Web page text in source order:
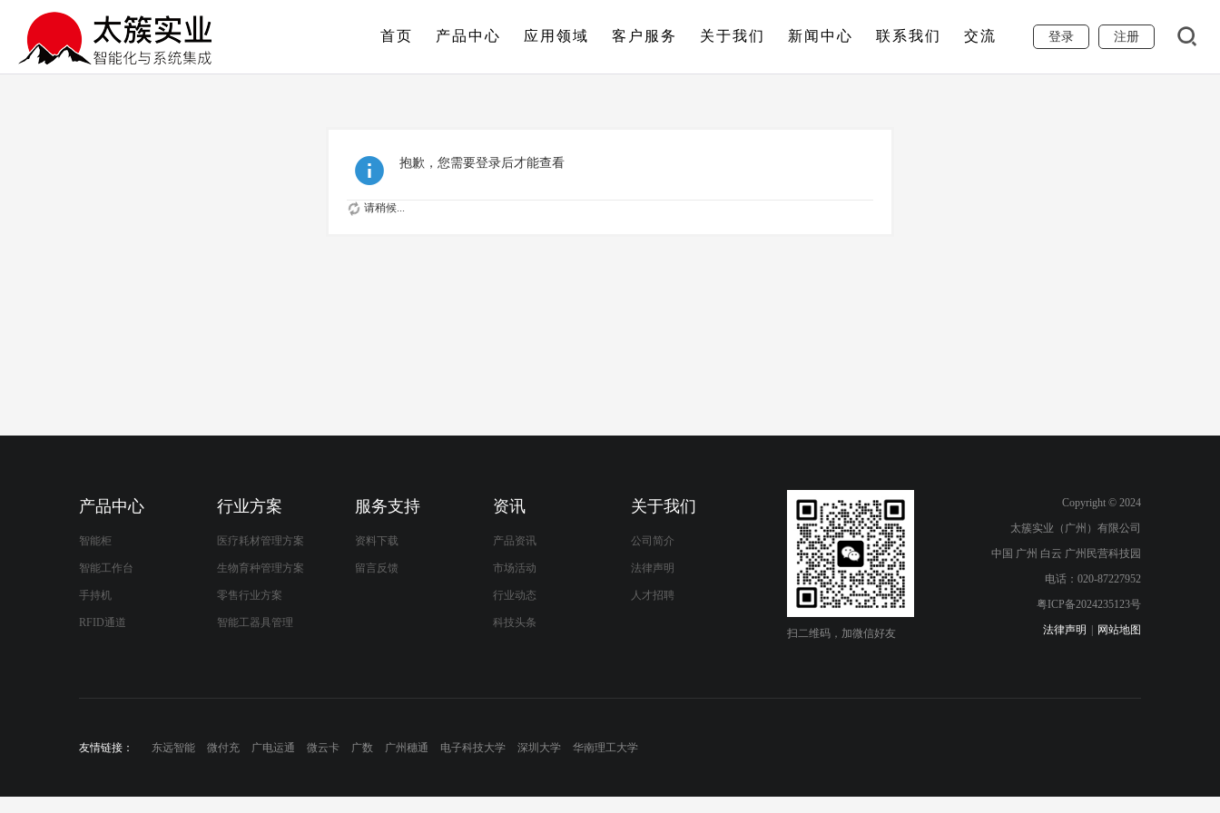
登录 注册
首页 产品中心 应用领域 客户服务 关于我们 新闻中心 联系我们 交流
抱歉，您需要登录后才能查看
请稍候...
产品中心
智能柜
智能工作台
手持机
RFID通道
行业方案
医疗耗材管理方案
生物育种管理方案
零售行业方案
智能工器具管理
服务支持
资料下载
留言反馈
资讯
产品资讯
市场活动
行业动态
科技头条
关于我们
公司简介
法律声明
人才招聘
扫二维码，加微信好友
Copyright © 2024
太簇实业（广州）有限公司
中国 广州 白云 广州民营科技园
电话：020-87227952
粤ICP备2024235123号
法律声明
网站地图
友情链接： 东远智能 微付充 广电运通 微云卡 广数 广州穗通 电子科技大学 深圳大学 华南理工大学